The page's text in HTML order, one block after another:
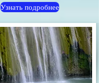
Узнать подробнее